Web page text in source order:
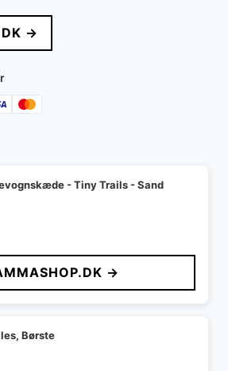
pris
er:
→
- Tiny Trails - Sand
→
Børste